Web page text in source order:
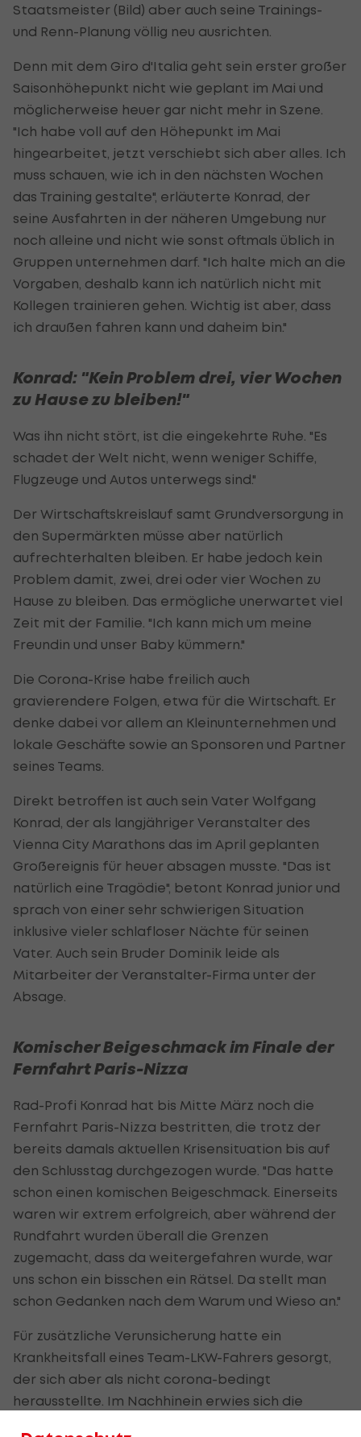
Staatsmeister (Bild) aber auch seine Trainings-
und Renn-Planung völlig neu ausrichten.
Denn mit dem Giro d'Italia geht sein erster großer
Saisonhöhepunkt nicht wie geplant im Mai und
möglicherweise heuer gar nicht mehr in Szene.
"Ich habe voll auf den Höhepunkt im Mai
hingearbeitet, jetzt verschiebt sich aber alles. Ich
muss schauen, wie ich in den nächsten Wochen
das Training gestalte", erläuterte Konrad, der
seine Ausfahrten in der näheren Umgebung nur
noch alleine und nicht wie sonst oftmals üblich in
Gruppen unternehmen darf. "Ich halte mich an die
Vorgaben, deshalb kann ich natürlich nicht mit
Kollegen trainieren gehen. Wichtig ist aber, dass
ich draußen fahren kann und daheim bin."
Konrad: "Kein Problem drei, vier Wochen
zu Hause zu bleiben!"
Was ihn nicht stört, ist die eingekehrte Ruhe. "Es
schadet der Welt nicht, wenn weniger Schiffe,
Flugzeuge und Autos unterwegs sind."
Der Wirtschaftskreislauf samt Grundversorgung in
den Supermärkten müsse aber natürlich
aufrechterhalten bleiben. Er habe jedoch kein
Problem damit, zwei, drei oder vier Wochen zu
Hause zu bleiben. Das ermögliche unerwartet viel
Zeit mit der Familie. "Ich kann mich um meine
Freundin und unser Baby kümmern."
Die Corona-Krise habe freilich auch
gravierendere Folgen, etwa für die Wirtschaft. Er
denke dabei vor allem an Kleinunternehmen und
lokale Geschäfte sowie an Sponsoren und Partner
seines Teams.
Direkt betroffen ist auch sein Vater Wolfgang
Konrad, der als langjähriger Veranstalter des
Vienna City Marathons das im April geplanten
Großereignis für heuer absagen musste. "Das ist
natürlich eine Tragödie", betont Konrad junior und
sprach von einer sehr schwierigen Situation
inklusive vieler schlafloser Nächte für seinen
Vater. Auch sein Bruder Dominik leide als
Mitarbeiter der Veranstalter-Firma unter der
Absage.
Komischer Beigeschmack im Finale der
Fernfahrt Paris-Nizza
Rad-Profi Konrad hat bis Mitte März noch die
Fernfahrt Paris-Nizza bestritten, die trotz der
bereits damals aktuellen Krisensituation bis auf
den Schlusstag durchgezogen wurde. "Das hatte
schon einen komischen Beigeschmack. Einerseits
waren wir extrem erfolgreich, aber während der
Rundfahrt wurden überall die Grenzen
zugemacht, dass da weitergefahren wurde, war
uns schon ein bisschen ein Rätsel. Da stellt man
schon Gedanken nach dem Warum und Wieso an."
Für zusätzliche Verunsicherung hatte ein
Krankheitsfall eines Team-LKW-Fahrers gesorgt,
der sich aber als nicht corona-bedingt
herausstellte. Im Nachhinein erwies sich die